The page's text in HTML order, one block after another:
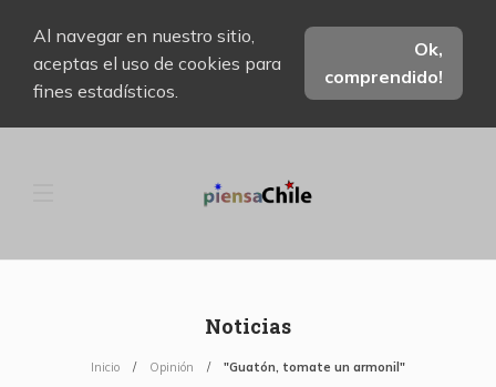
Al navegar en nuestro sitio,
aceptas el uso de cookies para
fines estadísticos.
Ok,
comprendido!
Noticias
Inicio Opinión "Guatón, tomate un armonil"